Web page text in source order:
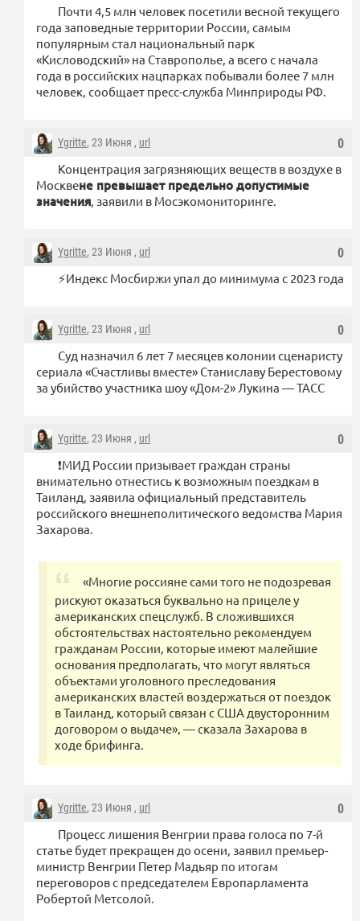
Почти 4,5 млн человек посетили весной текущего
года заповедные территории России, самым
популярным стал национальный парк
«Кисловодский» на Ставрополье, а всего с начала
года в российских нацпарках побывали более 7 млн
человек, сообщает пресс-служба Минприроды РФ.
0
Ygritte, 23 Июня , url
Концентрация загрязняющих веществ в воздухе в
Москвене превышает предельно допустимые
значения, заявили в Мосэкомониторинге.
0
Ygritte, 23 Июня , url
⚡️Индекс Мосбиржи упал до минимума с 2023 года
0
Ygritte, 23 Июня , url
Суд назначил 6 лет 7 месяцев колонии сценаристу
сериала «Счастливы вместе» Станиславу Берестовому
за убийство участника шоу «Дом-2» Лукина — ТАСС
0
Ygritte, 23 Июня , url
❗️МИД России призывает граждан страны
внимательно отнестись к возможным поездкам в
Таиланд, заявила официальный представитель
российского внешнеполитического ведомства Мария
Захарова.
«Многие россияне сами того не подозревая
рискуют оказаться буквально на прицеле у
американских спецслужб. В сложившихся
обстоятельствах настоятельно рекомендуем
гражданам России, которые имеют малейшие
основания предполагать, что могут являться
объектами уголовного преследования
американских властей воздержаться от поездок
в Таиланд, который связан с США двусторонним
договором о выдаче», — сказала Захарова в
ходе брифинга.
0
Ygritte, 23 Июня , url
Процесс лишения Венгрии права голоса по 7-й
статье будет прекращен до осени, заявил премьер-
министр Венгрии Петер Мадьяр по итогам
переговоров с председателем Европарламента
Робертой Метсолой.